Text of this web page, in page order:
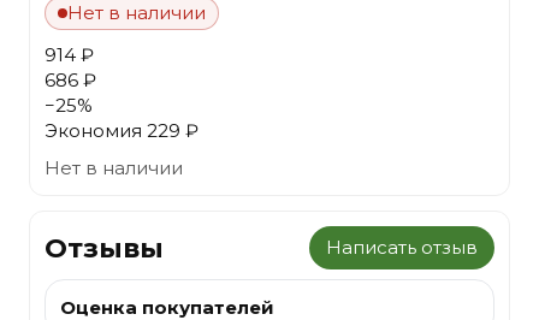
Нет в наличии
914 ₽
686 ₽
−25%
Экономия 229 ₽
Нет в наличии
Отзывы Написать отзыв
Оценка покупателей